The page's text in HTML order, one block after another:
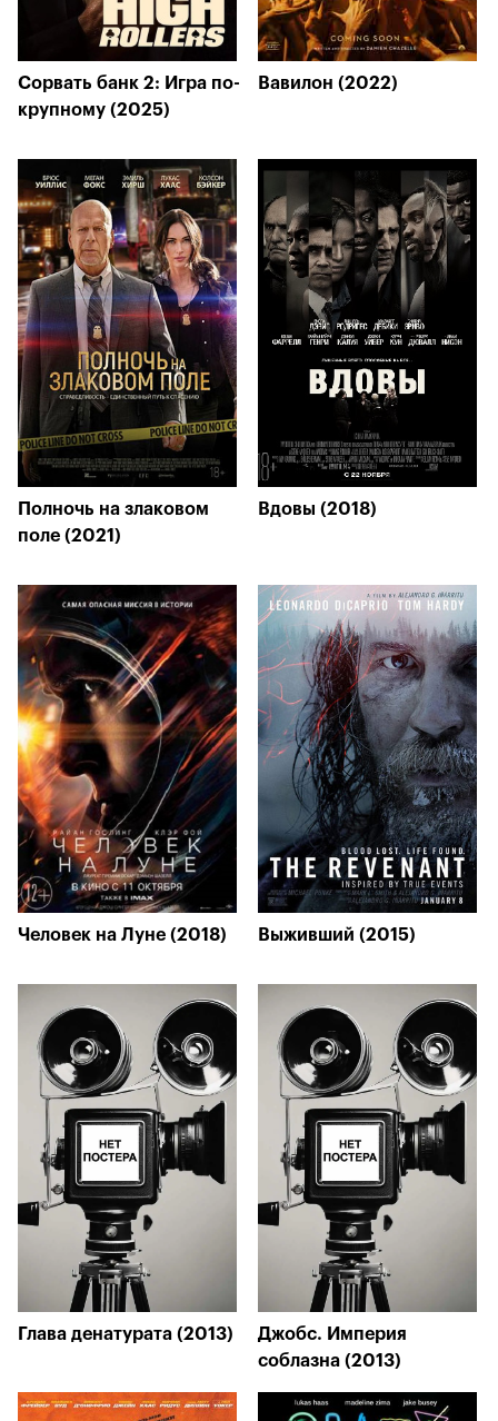
Сорвать банк 2: Игра по-
крупному (2025)
Вавилон (2022)
Полночь на злаковом
поле (2021)
Вдовы (2018)
Человек на Луне (2018) Выживший (2015)
Глава денатурата (2013)
Джобс. Империя
соблазна (2013)